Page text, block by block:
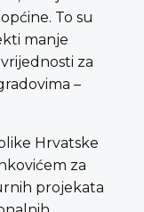
To su
manje
za
–
Hrvatske
za
projekata